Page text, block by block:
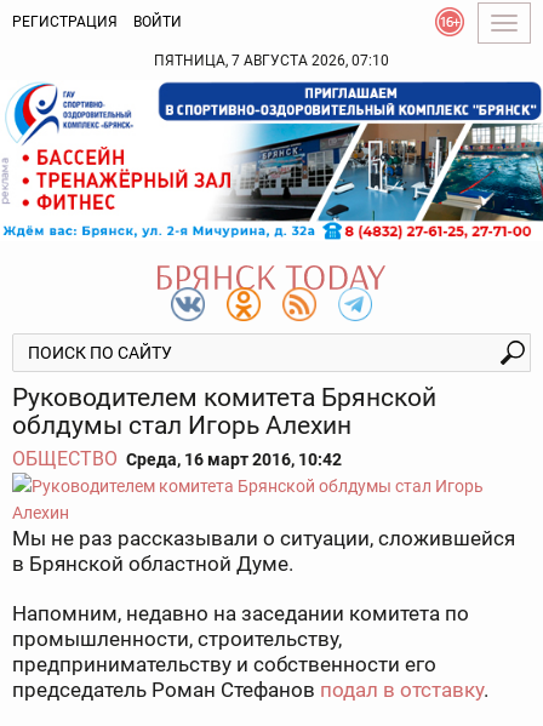
РЕГИСТРАЦИЯ ВОЙТИ
ПЯТНИЦА, 7 АВГУСТА 2026, 07:10
Руководителем комитета Брянской
облдумы стал Игорь Алехин
ОБЩЕСТВО Среда, 16 март 2016, 10:42
Мы не раз рассказывали о ситуации, сложившейся
в Брянской областной Думе.
Напомним, недавно на заседании комитета по
промышленности, строительству,
предпринимательству и собственности его
председатель Роман Стефанов подал в отставку.